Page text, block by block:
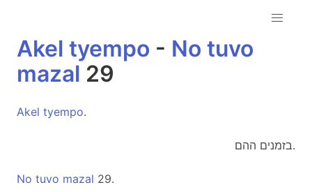
Akel tyempo - No tuvo
mazal 29
Akel tyempo.
בזמנים ההם.
No tuvo mazal 29.